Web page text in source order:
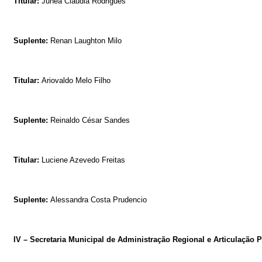
Suplente: Renan Laughton Milo
Titular: Ariovaldo Melo Filho
Suplente: Reinaldo César Sandes
Titular: Luciene Azevedo Freitas
Suplente: Alessandra Costa Prudencio
IV – Secretaria Municipal de Administração Regional e Articulação